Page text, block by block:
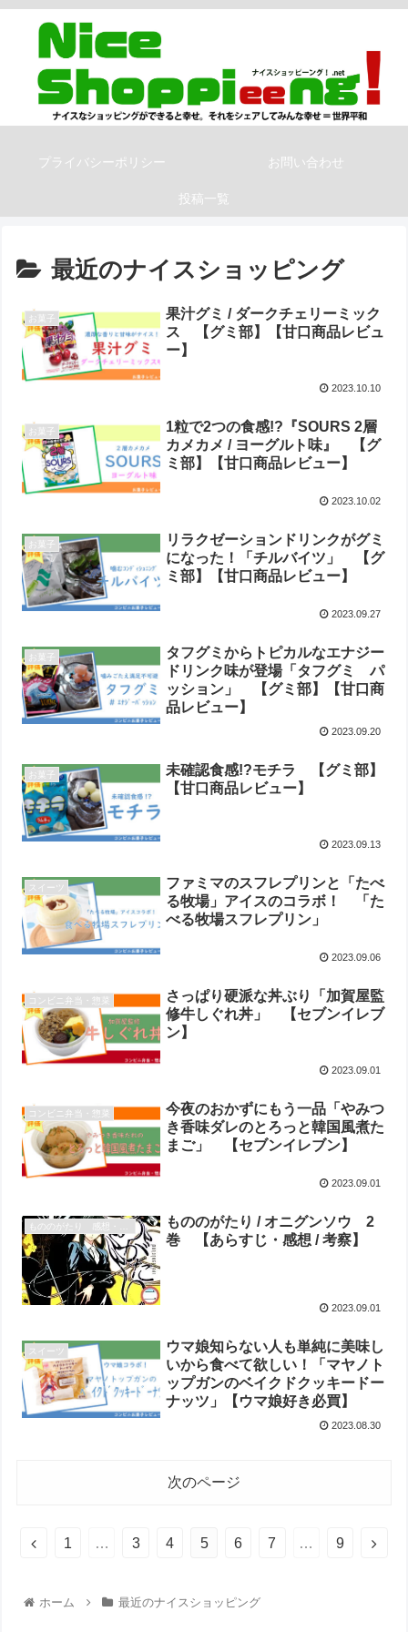
プライバシーポリシー お問い合わせ
投稿一覧
最近のナイスショッピング
お菓子
果汁グミ / ダークチェリーミック
ス 【グミ部】【甘口商品レビュ
ー】
2023.10.10
お菓子
1粒で2つの食感!?『SOURS 2層
カメカメ / ヨーグルト味』 【グ
ミ部】【甘口商品レビュー】
2023.10.02
お菓子
リラクゼーションドリンクがグミ
になった！「チルバイツ」 【グ
ミ部】【甘口商品レビュー】
2023.09.27
お菓子
タフグミからトピカルなエナジー
ドリンク味が登場「タフグミ パ
ッション」 【グミ部】【甘口商
品レビュー】
2023.09.20
お菓子
未確認食感!?モチラ 【グミ部】
【甘口商品レビュー】
2023.09.13
スイーツ
ファミマのスフレプリンと「たべ
る牧場」アイスのコラボ！ 「た
べる牧場スフレプリン」
2023.09.06
コンビニ弁当・惣菜
さっぱり硬派な丼ぶり「加賀屋監
修牛しぐれ丼」 【セブンイレブ
ン】
2023.09.01
コンビニ弁当・惣菜
今夜のおかずにもう一品「やみつ
き香味ダレのとろっと韓国風煮た
まご」 【セブンイレブン】
2023.09.01
もののがたり / オニグンソウ 2
巻 【あらすじ・感想 / 考察】
2023.09.01
スイーツ
ウマ娘知らない人も単純に美味し
いから食べて欲しい！「マヤノト
ップガンのベイクドクッキードー
ナッツ」【ウマ娘好き必買】
2023.08.30
次のページ
1 … 3 4 5 6 7 … 9
ホーム 最近のナイスショッピング